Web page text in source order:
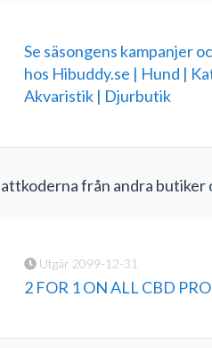
Se säsongens kampanjer
hos Hibuddy.se | Hund |
Akvaristik | Djurbutik
från andra butiker
Utgår 2099-12-31
2 FOR 1 ON ALL CBD